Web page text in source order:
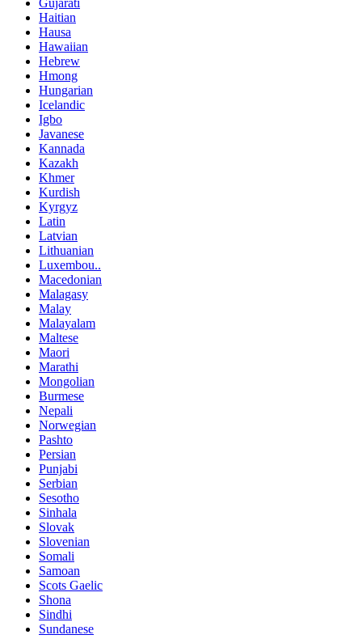
Gujarati
Haitian
Hausa
Hawaiian
Hebrew
Hmong
Hungarian
Icelandic
Igbo
Javanese
Kannada
Kazakh
Khmer
Kurdish
Kyrgyz
Latin
Latvian
Lithuanian
Luxembou..
Macedonian
Malagasy
Malay
Malayalam
Maltese
Maori
Marathi
Mongolian
Burmese
Nepali
Norwegian
Pashto
Persian
Punjabi
Serbian
Sesotho
Sinhala
Slovak
Slovenian
Somali
Samoan
Scots Gaelic
Shona
Sindhi
Sundanese